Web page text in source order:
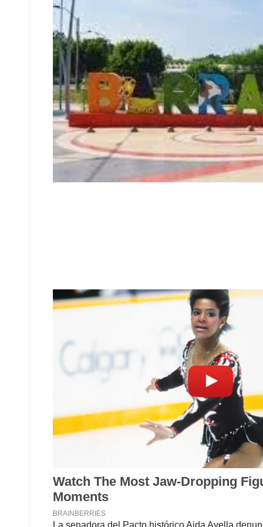
La senadora del Pacto histórico Aida Avella